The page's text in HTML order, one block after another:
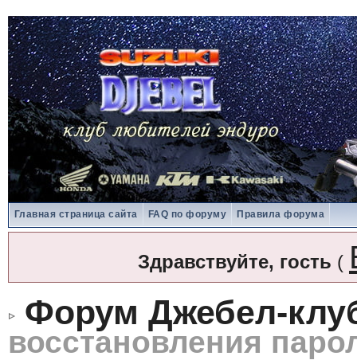
Главная страница сайта FAQ по форуму Правила форума
Здравствуйте, гость (
Форум Джебел-
восстановления